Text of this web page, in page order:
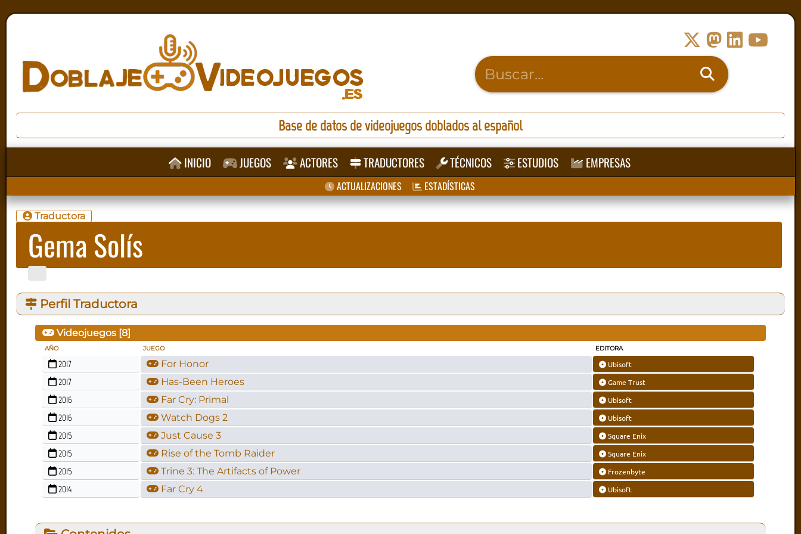
Base de datos de videojuegos doblados al español
INICIO JUEGOS ACTORES TRADUCTORES TÉCNICOS ESTUDIOS EMPRESAS
ACTUALIZACIONES ESTADÍSTICAS
Traductora
Gema Solís
Perfil Traductora
Videojuegos [8]
AÑO JUEGO EDITORA
2017 For Honor Ubisoft
2017 Has-Been Heroes Game Trust
2016 Far Cry: Primal Ubisoft
2016 Watch Dogs 2 Ubisoft
2015 Just Cause 3 Square Enix
2015 Rise of the Tomb Raider Square Enix
2015 Trine 3: The Artifacts of Power Frozenbyte
2014 Far Cry 4 Ubisoft